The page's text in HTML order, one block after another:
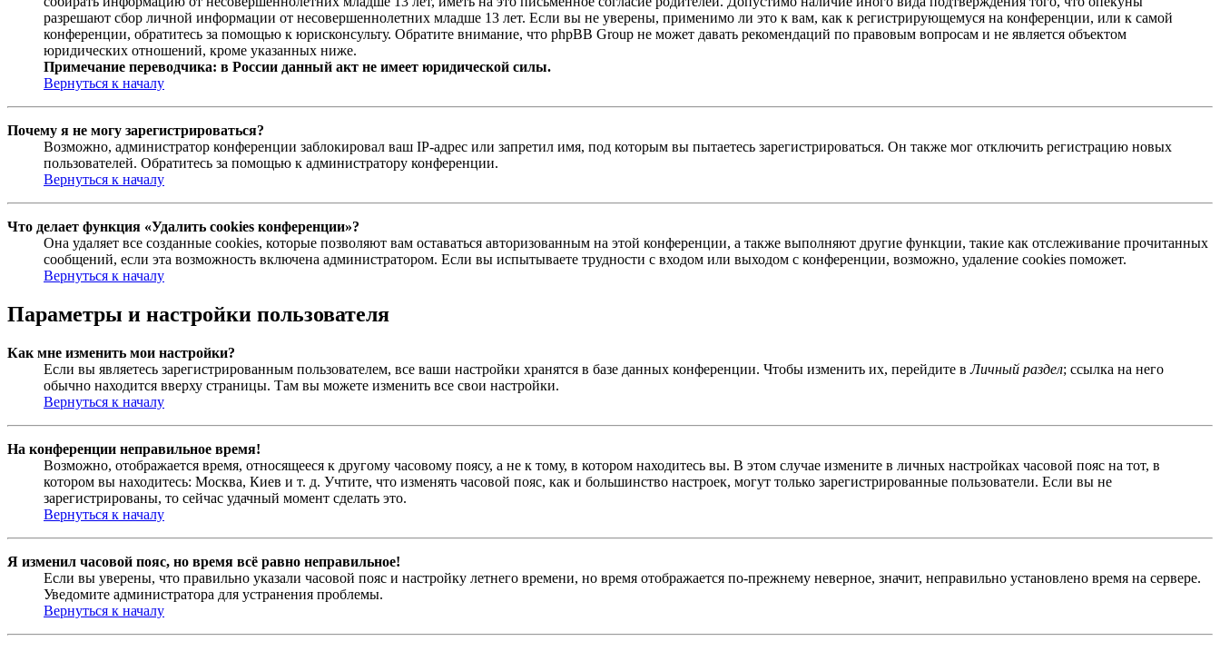
разрешают сбор личной информации от несовершеннолетних младше 13 лет. Если вы не уверены, применимо ли это к вам, как к регистрирующемуся на конференции, или к самой
конференции, обратитесь за помощью к юрисконсульту. Обратите внимание, что phpBB Group не может давать рекомендаций по правовым вопросам и не является объектом
юридических отношений, кроме указанных ниже.
Примечание переводчика: в России данный акт не имеет юридической силы.
Вернуться к началу
Почему я не могу зарегистрироваться?
Возможно, администратор конференции заблокировал ваш IP-адрес или запретил имя, под которым вы пытаетесь зарегистрироваться. Он также мог отключить регистрацию новых
пользователей. Обратитесь за помощью к администратору конференции.
Вернуться к началу
Что делает функция «Удалить cookies конференции»?
Она удаляет все созданные cookies, которые позволяют вам оставаться авторизованным на этой конференции, а также выполняют другие функции, такие как отслеживание прочитанных
сообщений, если эта возможность включена администратором. Если вы испытываете трудности с входом или выходом с конференции, возможно, удаление cookies поможет.
Вернуться к началу
Параметры и настройки пользователя
Как мне изменить мои настройки?
Если вы являетесь зарегистрированным пользователем, все ваши настройки хранятся в базе данных конференции. Чтобы изменить их, перейдите вЛичный раздел; ссылка на него
обычно находится вверху страницы. Там вы можете изменить все свои настройки.
Вернуться к началу
На конференции неправильное время!
Возможно, отображается время, относящееся к другому часовому поясу, а не к тому, в котором находитесь вы. В этом случае измените в личных настройках часовой пояс на тот, в
котором вы находитесь: Москва, Киев и т. д. Учтите, что изменять часовой пояс, как и большинство настроек, могут только зарегистрированные пользователи. Если вы не
зарегистрированы, то сейчас удачный момент сделать это.
Вернуться к началу
Я изменил часовой пояс, но время всё равно неправильное!
Если вы уверены, что правильно указали часовой пояс и настройку летнего времени, но время отображается по-прежнему неверное, значит, неправильно установлено время на сервере.
Уведомите администратора для устранения проблемы.
Вернуться к началу